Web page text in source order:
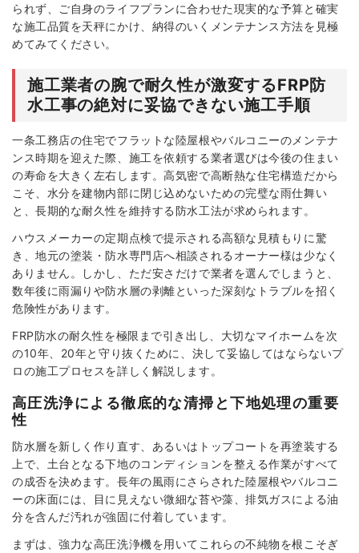
られず、ご自身のライフプランに合わせた現実的な予算と確実
な施工品質を天秤にかけ、納得のいくメンテナンス方法を見極
めてみてください。
施工業者の腕で耐久性が激変するFRP防
水工事の絶対に妥協できない施工手順
一条工務店の住宅でフラットな陸屋根やバルコニーのメンテナ
ンス時期を迎えた際、施工を依頼する業者選びは今後の住まい
の寿命を大きく左右します。高気密で高断熱な住宅構造だから
こそ、水分を建物内部に閉じ込めないための完璧な雨仕舞い
と、長期的な耐久性を維持する防水工法が求められます。
ハウスメーカーの定期点検で提示される高額な見積もりに驚
き、地元の塗装・防水専門店へ相談されるオーナー様は少なく
ありません。しかし、ただ安さだけで業者を選んでしまうと、
数年後に雨漏りや防水層の剥離といった深刻なトラブルを招く
危険性があります。
FRP防水の耐久性を極限まで引き出し、大切なマイホームを次
の10年、20年と守り抜くために、決して妥協してはならないプ
ロの施工プロセスを詳しく解説します。
高圧洗浄による徹底的な清掃と下地処理の重要
性
防水層を新しく作り直す、あるいはトップコートを再塗装する
上で、土台となる下地のコンディションを整える作業がすべて
の成否を決めます。長年の風雨にさらされた陸屋根やバルコニ
ーの床面には、目に見えない微細な苔や藻、排気ガスによる油
分を含んだ汚れが強固に付着しています。
まずは、強力な高圧洗浄機を用いてこれらの不純物を根こそぎ